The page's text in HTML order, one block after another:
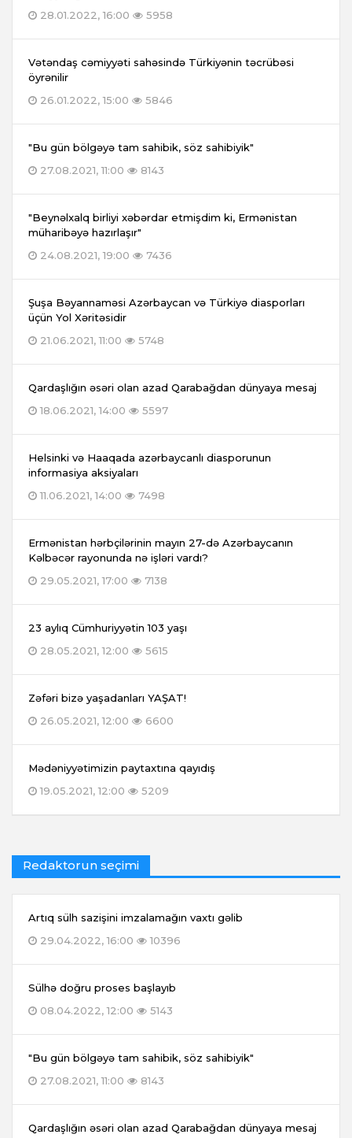
28.01.2022, 16:00
5958
Vətəndaş cəmiyyəti sahəsində Türkiyənin təcrübəsi
öyrənilir
26.01.2022, 15:00
5846
"Bu gün bölgəyə tam sahibik, söz sahibiyik"
27.08.2021, 11:00
8143
"Beynəlxalq birliyi xəbərdar etmişdim ki, Ermənistan
müharibəyə hazırlaşır"
24.08.2021, 19:00
7436
Şuşa Bəyannaməsi Azərbaycan və Türkiyə diasporları
üçün Yol Xəritəsidir
21.06.2021, 11:00
5748
Qardaşlığın əsəri olan azad Qarabağdan dünyaya mesaj
18.06.2021, 14:00
5597
Helsinki və Haaqada azərbaycanlı diasporunun
informasiya aksiyaları
11.06.2021, 14:00
7498
Ermənistan hərbçilərinin mayın 27-də Azərbaycanın
Kəlbəcər rayonunda nə işləri vardı?
29.05.2021, 17:00
7138
23 aylıq Cümhuriyyətin 103 yaşı
28.05.2021, 12:00
5615
Zəfəri bizə yaşadanları YAŞAT!
26.05.2021, 12:00
6600
Mədəniyyətimizin paytaxtına qayıdış
19.05.2021, 12:00
5209
Redaktorun seçimi
Artıq sülh sazişini imzalamağın vaxtı gəlib
29.04.2022, 16:00
10396
Sülhə doğru proses başlayıb
08.04.2022, 12:00
5143
"Bu gün bölgəyə tam sahibik, söz sahibiyik"
27.08.2021, 11:00
8143
Qardaşlığın əsəri olan azad Qarabağdan dünyaya mesaj